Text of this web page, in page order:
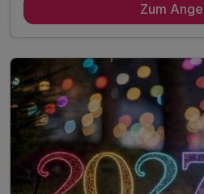
7 x reichhaltiges Frühstück vom
inkl. Gas/Wasser/Strom
inkl. Nutzung W-Lan
Zum